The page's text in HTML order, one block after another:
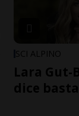
SCI ALPINO
Lara Gut-
dice basta